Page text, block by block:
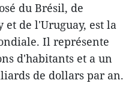
du Brésil, de
et de l'Uruguay, est la
Il représente
d'habitants et a un
de dollars par an.